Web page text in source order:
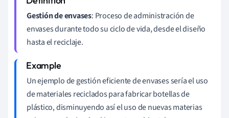
Gestión de envases: Proceso de administración de
envases durante todo su ciclo de vida, desde el diseño
hasta el reciclaje.
Un ejemplo de gestión eficiente de envases sería el uso
de materiales reciclados para fabricar botellas de
plástico, disminuyendo así el uso de nuevas materias